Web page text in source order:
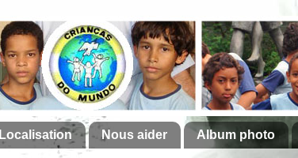
Localisation Nous aider Album photo